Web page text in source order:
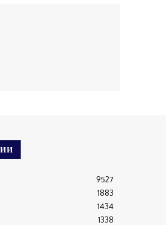
9527
1883
1434
1338